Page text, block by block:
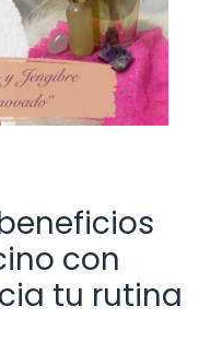
con
tu rutina